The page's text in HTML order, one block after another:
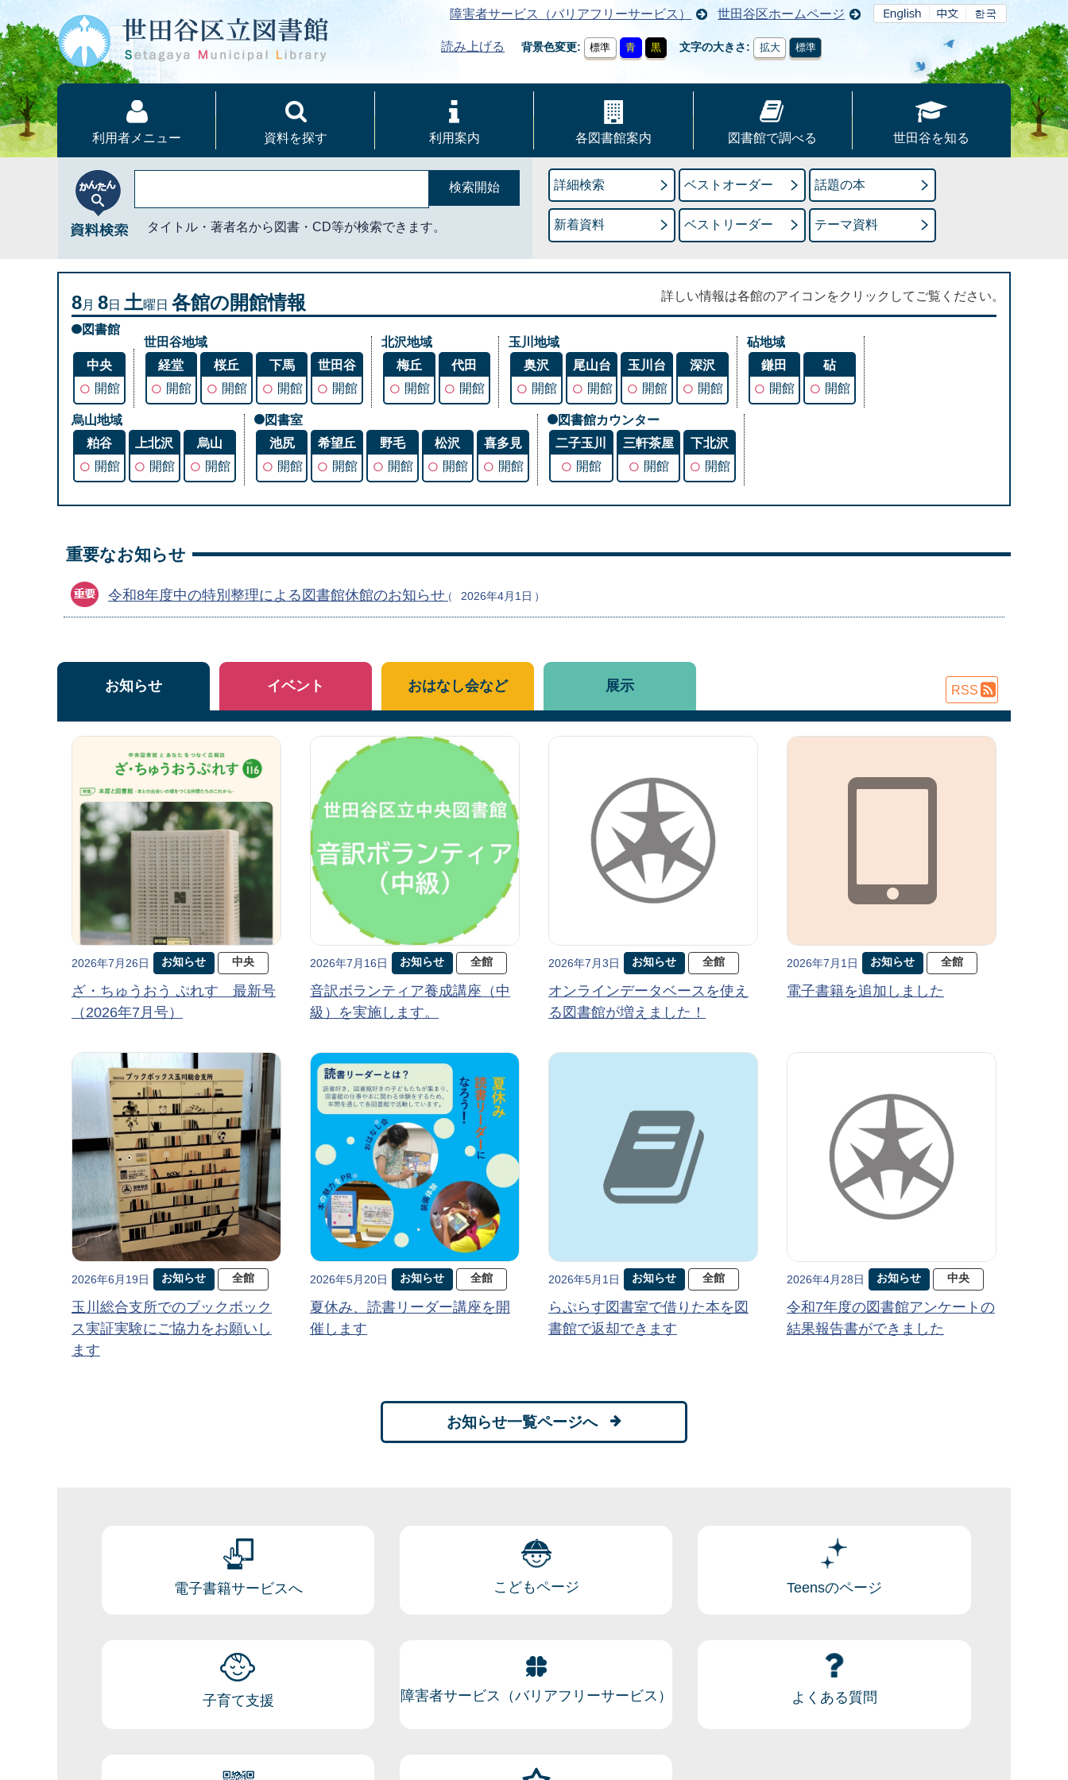
障害者サービス（バリアフリーサービス） 世田谷区ホームページ
読み上げる 背景色変更 標準 青 黒 文字の大きさ 拡大 標準
利用者メニュー 資料を探す 利用案内 各図書館案内 図書館で調べる 世田谷を知る
タイトル・著者名から図書・CD等が検索できます。
詳細検索 ベストオーダー 話題の本
新着資料 ベストリーダー テーマ資料
8月 8日 土曜日 各館の開館情報 詳しい情報は各館のアイコンをクリックしてご覧ください。
図書館
中央
○ 開館
世田谷地域
経堂
○ 開館
桜丘
○ 開館
下馬
○ 開館
世田谷
○ 開館
北沢地域
梅丘
○ 開館
代田
○ 開館
玉川地域
奥沢
○ 開館
尾山台
○ 開館
玉川台
○ 開館
深沢
○ 開館
砧地域
鎌田
○ 開館
砧
○ 開館
烏山地域
粕谷
○ 開館
上北沢
○ 開館
烏山
○ 開館
図書室
池尻
○ 開館
希望丘
○ 開館
野毛
○ 開館
松沢
○ 開館
喜多見
○ 開館
図書館カウンター
二子玉川
○ 開館
三軒茶屋
○ 開館
下北沢
○ 開館
重要なお知らせ
令和8年度中の特別整理による図書館休館のお知らせ 2026年4月1日
お知らせ
2026年7月26日 お知らせ 中央
ざ・ちゅうおう ぷれす 最新号
（2026年7月号）
2026年7月16日 お知らせ 全館
音訳ボランティア養成講座（中
級）を実施します。
2026年7月3日 お知らせ 全館
オンラインデータベースを使え
る図書館が増えました！
2026年7月1日 お知らせ 全館
電子書籍を追加しました
2026年6月19日 お知らせ 全館
玉川総合支所でのブックボック
ス実証実験にご協力をお願いし
ます
2026年5月20日 お知らせ 全館
夏休み、読書リーダー講座を開
催します
2026年5月1日 お知らせ 全館
らぷらす図書室で借りた本を図
書館で返却できます
2026年4月28日 お知らせ 中央
令和7年度の図書館アンケートの
結果報告書ができました
お知らせ一覧ページへ
イベント おはなし会など 展示 RSS
電子書籍サービスへ こどもページ Teensのページ
子育て支援 障害者サービス（バリアフリーサービス） よくある質問